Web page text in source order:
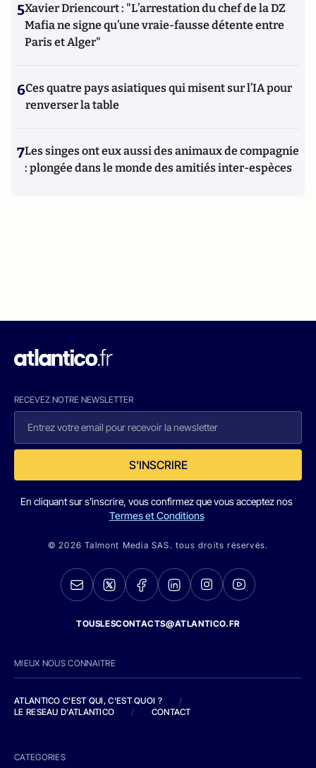
5Xavier Driencourt : "L’arrestation du chef de la DZ
Mafia ne signe qu’une vraie-fausse détente entre
Paris et Alger"
6Ces quatre pays asiatiques qui misent sur l’IA pour
renverser la table
7Les singes ont eux aussi des animaux de compagnie
: plongée dans le monde des amitiés inter-espèces
RECEVEZ NOTRE NEWSLETTER
S'INSCRIRE
En cliquant sur s'inscrire, vous confirmez que vous acceptez nos
Termes et Conditions
© 2026 Talmont Media SAS. tous droits réservés.
TOUSLESCONTACTS@ATLANTICO.FR
MIEUX NOUS CONNAITRE
ATLANTICO C'EST QUI, C'EST QUOI ?
/
LE RESEAU D'ATLANTICO
/ CONTACT
CATEGORIES